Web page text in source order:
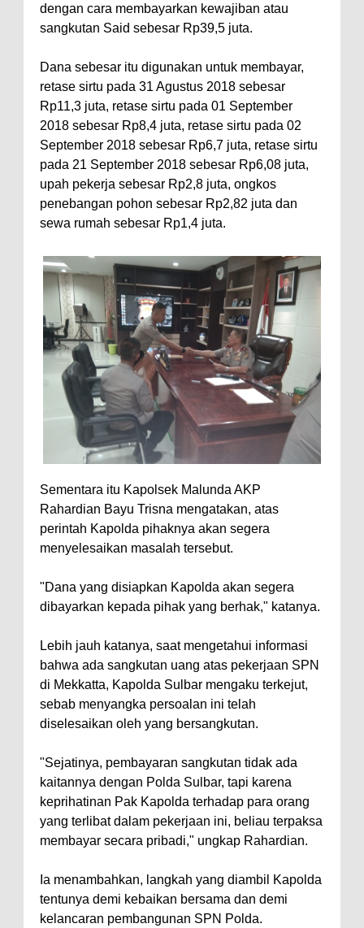
dengan cara membayarkan kewajiban atau
sangkutan Said sebesar Rp39,5 juta.
Dana sebesar itu digunakan untuk membayar,
retase sirtu pada 31 Agustus 2018 sebesar
Rp11,3 juta, retase sirtu pada 01 September
2018 sebesar Rp8,4 juta, retase sirtu pada 02
September 2018 sebesar Rp6,7 juta, retase sirtu
pada 21 September 2018 sebesar Rp6,08 juta,
upah pekerja sebesar Rp2,8 juta, ongkos
penebangan pohon sebesar Rp2,82 juta dan
sewa rumah sebesar Rp1,4 juta.
Sementara itu Kapolsek Malunda AKP
Rahardian Bayu Trisna mengatakan, atas
perintah Kapolda pihaknya akan segera
menyelesaikan masalah tersebut.
"Dana yang disiapkan Kapolda akan segera
dibayarkan kepada pihak yang berhak," katanya.
Lebih jauh katanya, saat mengetahui informasi
bahwa ada sangkutan uang atas pekerjaan SPN
di Mekkatta, Kapolda Sulbar mengaku terkejut,
sebab menyangka persoalan ini telah
diselesaikan oleh yang bersangkutan.
"Sejatinya, pembayaran sangkutan tidak ada
kaitannya dengan Polda Sulbar, tapi karena
keprihatinan Pak Kapolda terhadap para orang
yang terlibat dalam pekerjaan ini, beliau terpaksa
membayar secara pribadi," ungkap Rahardian.
Ia menambahkan, langkah yang diambil Kapolda
tentunya demi kebaikan bersama dan demi
kelancaran pembangunan SPN Polda.